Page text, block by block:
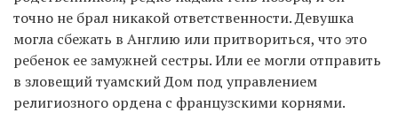
точно не брал никакой ответственности. Девушка
могла сбежать в Англию или притвориться, что это
ребенок ее замужней сестры. Или ее могли отправить
в зловещий туамский Дом под управлением
религиозного ордена с французскими корнями.